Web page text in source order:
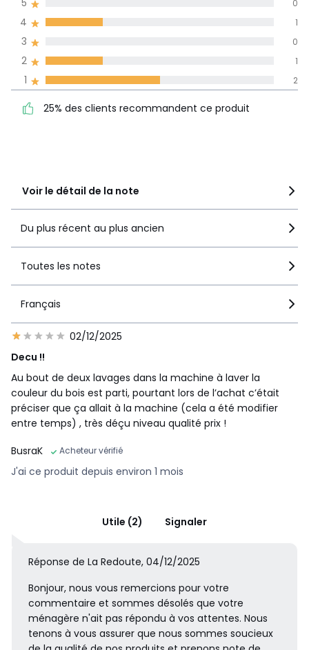
4 1
5 0
Voir le détail de la note
1 2
2 1
3 0
4 1
5 0
25% des clients recommandent ce produit
Du plus récent au plus ancien
Toutes les notes
Français
02/12/2025
Decu !!
Au bout de deux lavages dans la machine à laver la
couleur du bois est parti, pourtant lors de l’achat c’était
préciser que ça allait à la machine (cela a été modifier
entre temps) , très déçu niveau qualité prix !
BusraK
Acheteur vérifié
J'ai ce produit depuis environ 1 mois
Utile (2) Signaler
Réponse de La Redoute, 04/12/2025
Bonjour, nous vous remercions pour votre
commentaire et sommes désolés que votre
ménagère n'ait pas répondu à vos attentes. Nous
tenons à vous assurer que nous sommes soucieux